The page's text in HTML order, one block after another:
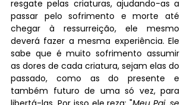
resgate pelas criaturas, ajudando-as a
passar pelo sofrimento e morte até
chegar à ressurreição, ele mesmo
deverá fazer a mesma experiência. Ele
sabe que é muito sofrimento assumir
as dores de cada criatura, sejam elas do
passado, como as do presente e
também futuro de uma só vez, para